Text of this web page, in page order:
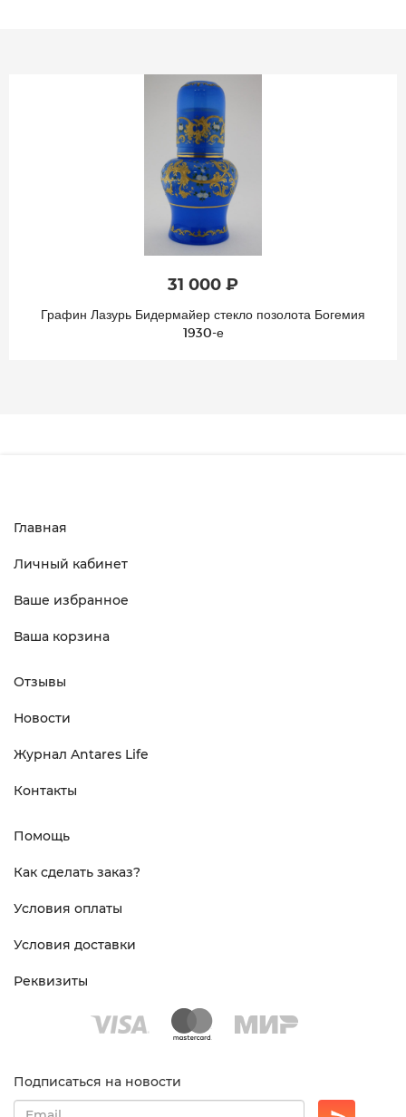
31 000 ₽
Графин Лазурь Бидермайер стекло позолота Богемия
1930-е
Главная
Личный кабинет
Ваше избранное
Ваша корзина
Отзывы
Новости
Журнал Antares Life
Контакты
Помощь
Как сделать заказ?
Условия оплаты
Условия доставки
Реквизиты
Подписаться на новости